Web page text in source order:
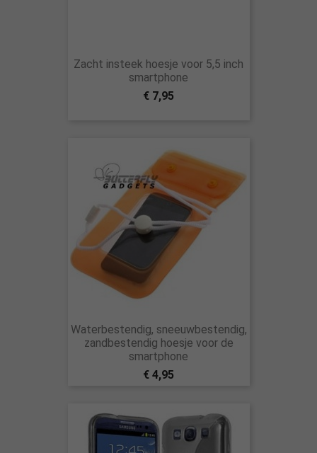
Zacht insteek hoesje voor 5,5 inch
smartphone
€ 7,95
Waterbestendig, sneeuwbestendig,
zandbestendig hoesje voor de
smartphone
€ 4,95